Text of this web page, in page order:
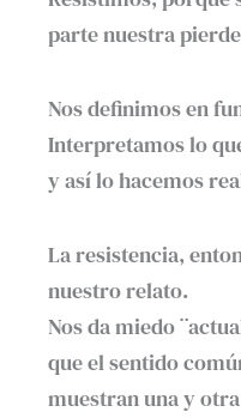
parte nuestra
Nos definimos en
Interpretamos lo
y así lo hacemos
La resistencia,
nuestro relato.
Nos da miedo
que el sentido
muestran una y